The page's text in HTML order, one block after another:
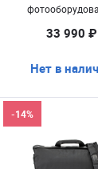
33 990 ₽
Нет в
-14%